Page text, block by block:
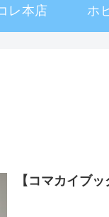
レ本店 ホ
【コマカイブ